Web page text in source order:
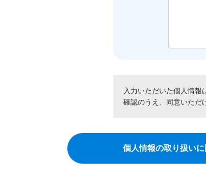
入力いただいた個人情報
確認のうえ、同意いただ
個人情報の取り扱い